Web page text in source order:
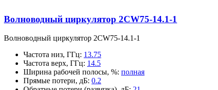
Волноводный циркулятор 2CW75-14.1-1
Волноводный циркулятор 2CW75-14.1-1
Частота низ, ГГц: 13.75
Частота верх, ГГц: 14.5
Ширина рабочей полосы, %: полная
Прямые потери, дБ: 0.2